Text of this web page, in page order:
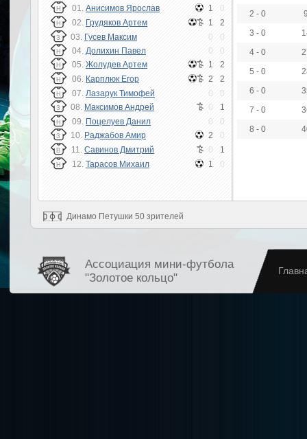
Н 01. Анисимов Ярослав 1 0
Н 02. Грудяков Артем 1 2
З 03. Гусев Максим 0 0
Н 04. Долихин Павел 0 0
Н 05. Жолудев Артем 1 2
Н 06. Карплюк Егор 2 2
Н 07. Лазарук Тимофей 0 0
З 08. Максимов Андрей 0 1
Н 09. Поцелуев Данил 0 0
З 10. Раджабов Амир 2 0
В 11. Савинов Дмитрий 0 1
Н 12. Тарасов Михаил 1 0
2 - 0
3 - 0
4 - 0
5 - 0
6 - 0
7 - 0
8 - 0
Динамо Петушки 50 зрителей
Ассоциация мини-футбола
"Золотое кольцо"